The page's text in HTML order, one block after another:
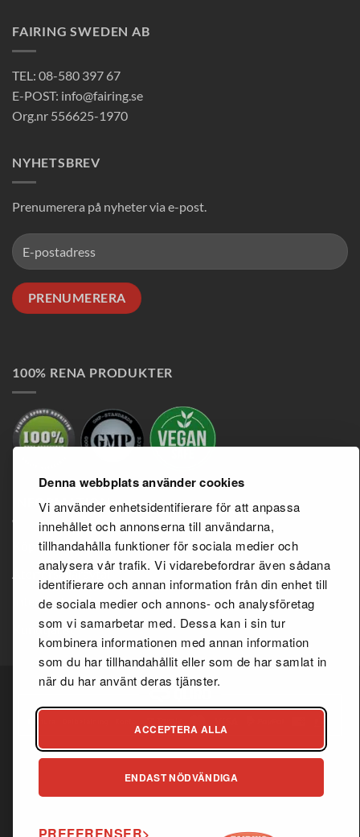
Denna webbplats använder cookies
Vi använder enhetsidentifierare för att anpassa
innehållet och annonserna till användarna,
tillhandahålla funktioner för sociala medier och
analysera vår trafik. Vi vidarebefordrar även sådana
identifierare och annan information från din enhet till
de sociala medier och annons- och analysföretag
som vi samarbetar med. Dessa kan i sin tur
kombinera informationen med annan information
som du har tillhandahållit eller som de har samlat in
när du har använt deras tjänster.
ACCEPTERA ALLA
ENDAST NÖDVÄNDIGA
FAIRING SWEDEN AB
TEL: 08-580 397 67
E-POST: info@fairing.se
Org.nr 556625-1970
NYHETSBREV
Prenumerera på nyheter via e-post.
100% RENA PRODUKTER
INFORMATION
Köpvillkor
Återförsäljaravtal
Integritetspolicy
Kundtjänst
Copyright 2026 ©Fairing.se
Isamarbete medWebbfix